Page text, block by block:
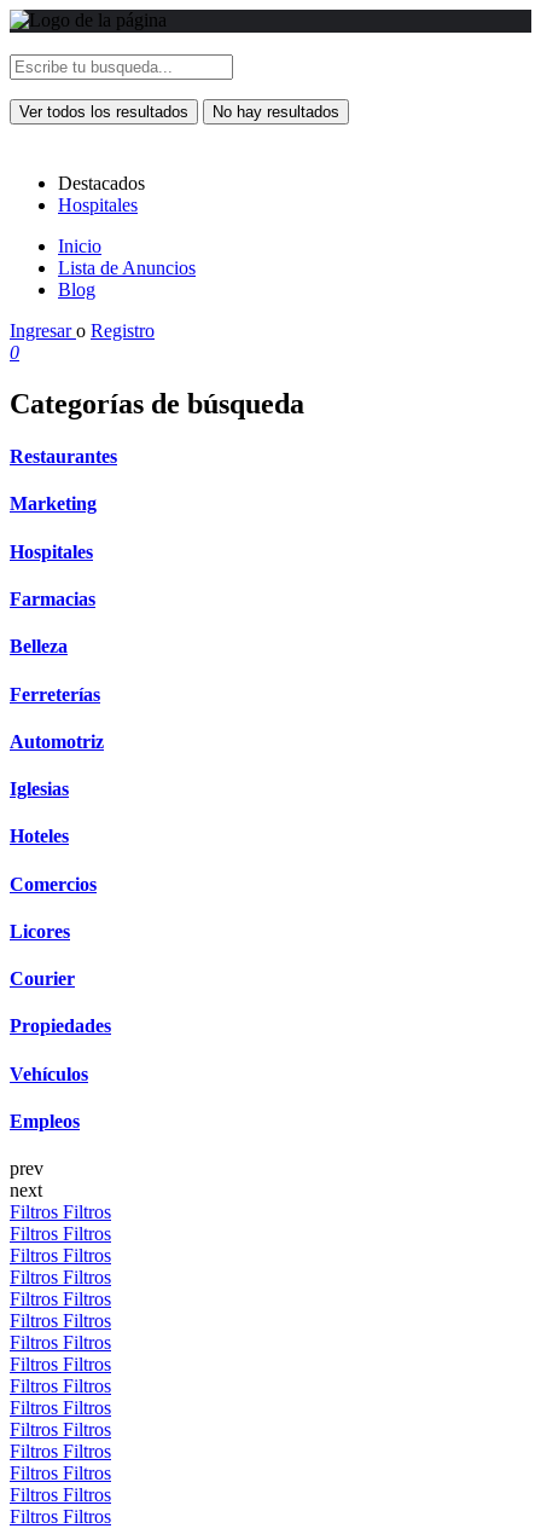
Ver todos los resultados No hay resultados
Destacados
Hospitales
Inicio
Lista de Anuncios
Blog
Ingresaro Registro
0
Categorías de búsqueda
Restaurantes
Marketing
Hospitales
Farmacias
Belleza
Ferreterías
Automotriz
Iglesias
Hoteles
Comercios
Licores
Courier
Propiedades
Vehículos
Empleos
prev
next
Filtros Filtros
Filtros Filtros
Filtros Filtros
Filtros Filtros
Filtros Filtros
Filtros Filtros
Filtros Filtros
Filtros Filtros
Filtros Filtros
Filtros Filtros
Filtros Filtros
Filtros Filtros
Filtros Filtros
Filtros Filtros
Filtros Filtros